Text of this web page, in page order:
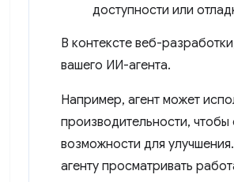
доступности или
В контексте веб-
вашего ИИ-агента.
Например, агент может
производительности,
возможности для
агенту просматривать